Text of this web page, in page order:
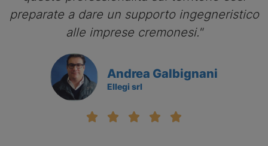
preparate a dare un supporto ingegneristico
alle imprese cremonesi."
Andrea Galbignani
Ellegi srl